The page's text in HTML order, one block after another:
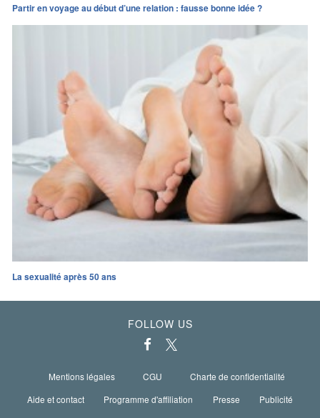
Partir en voyage au début d’une relation : fausse bonne idée ?
La sexualité après 50 ans
FOLLOW US
Mentions légales CGU
Charte de confidentialité
Aide et contact
Programme d'affiliation Presse
Publicité